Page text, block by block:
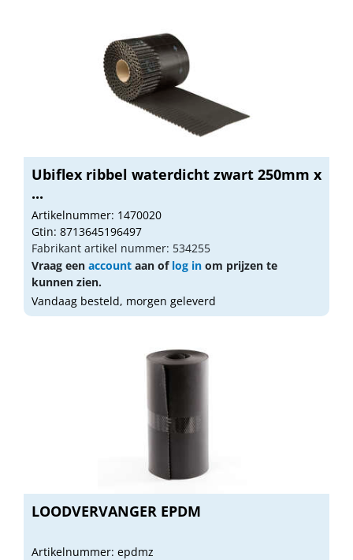
Ubiflex ribbel waterdicht zwart 250mm x
...
Artikelnummer: 1470020
Gtin: 8713645196497
Fabrikant artikel nummer: 534255
Vraag een account aan of log in om prijzen te
kunnen zien.
Vandaag besteld, morgen geleverd
LOODVERVANGER EPDM
Artikelnummer: epdmz